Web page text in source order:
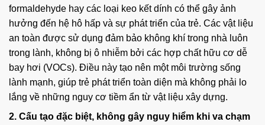
formaldehyde hay các loại keo kết dính có thể gây ảnh
hưởng đến hệ hô hấp và sự phát triển của trẻ. Các vật liệu
an toàn được sử dụng đảm bảo không khí trong nhà luôn
trong lành, không bị ô nhiễm bởi các hợp chất hữu cơ dễ
bay hơi (VOCs). Điều này tạo nên một môi trường sống
lành mạnh, giúp trẻ phát triển toàn diện mà không phải lo
lắng về những nguy cơ tiềm ẩn từ vật liệu xây dựng.
2. Cấu tạo đặc biệt, không gây nguy hiểm khi va chạm